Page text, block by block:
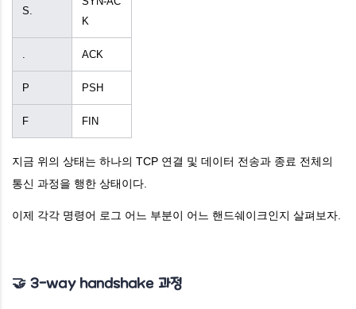
S.
K
ACK
P PSH
F FIN
지금 위의 상태는 하나의 TCP 연결 및 데이터 전송과 종료 전체의
통신 과정을 행한 상태이다.
이제 각각 명령어 로그 어느 부분이 어느 핸드쉐이크인지 살펴보자.
🤝 3-way handshake 과정